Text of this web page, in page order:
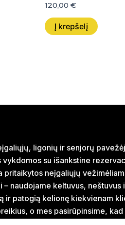
120,00€
Į krepšelį
ligonių ir senjorų
vykdomos su išankstine
pritaikytos neįgaliųjų
naudojame keltuvus, neštuvus
ir patogią kelionę kiekvienam
o mes pasirūpinsime, kad